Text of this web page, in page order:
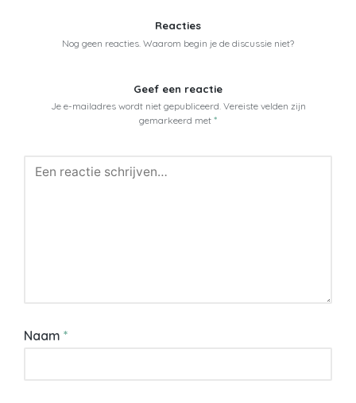
Reacties
Nog geen reacties. Waarom begin je de discussie niet?
Geef een reactie
Je e-mailadres wordt niet gepubliceerd. Vereiste velden zijn
gemarkeerd met *
Naam *